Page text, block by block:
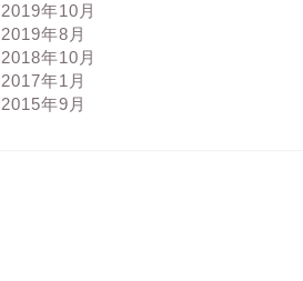
2019年10月
2019年8月
2018年10月
2017年1月
2015年9月